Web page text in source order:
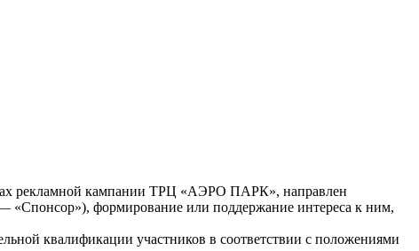
рекламной кампании ТРЦ «АЭРО ПАРК», направлен
формирование или поддержание интереса к ним,
квалификации участников в соответствии с положениями